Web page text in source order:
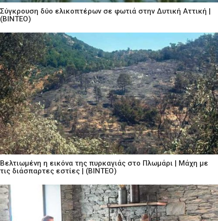
Σύγκρουση δύο ελικοπτέρων σε φωτιά στην Δυτική Αττική |
(ΒΙΝΤΕΟ)
Βελτιωμένη η εικόνα της πυρκαγιάς στο Πλωμάρι | Μάχη με
τις διάσπαρτες εστίες | (ΒΙΝΤΕΟ)